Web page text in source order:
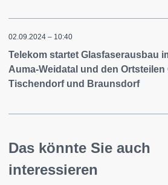
02.09.2024 – 10:40
Telekom startet Glasfaserausbau
Auma-Weidatal und den Ortsteilen
Tischendorf und Braunsdorf
Das könnte Sie auch
interessieren